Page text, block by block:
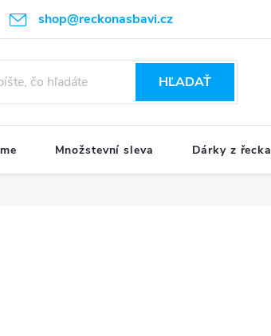
shop@reckonasbavi.cz
osobných údajov Obchodné podmienky
HĽADAŤ
Množstevní sleva Dárky z řecka